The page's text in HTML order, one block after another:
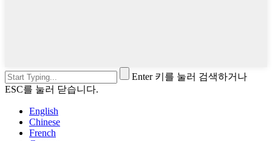
Enter 키를 눌러 검색하거나
ESC를 눌러 닫습니다.
English
Chinese
French